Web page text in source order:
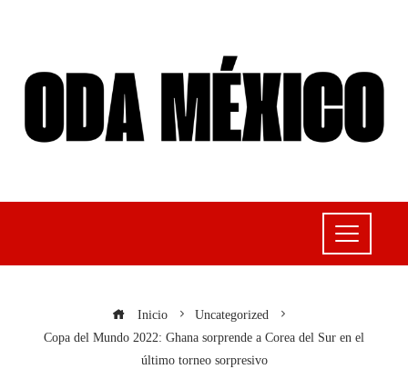
Inicio
Uncategorized
Copa del Mundo 2022: Ghana sorprende a Corea del Sur en el
último torneo sorpresivo